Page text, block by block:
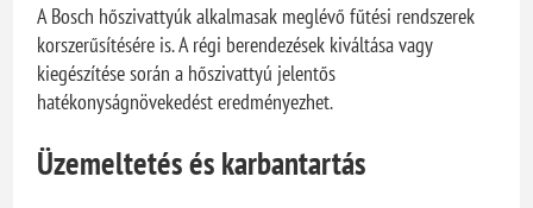
A Bosch hőszivattyúk alkalmasak meglévő fűtési rendszerek
korszerűsítésére is. A régi berendezések kiváltása vagy
kiegészítése során a hőszivattyú jelentős
hatékonyságnövekedést eredményezhet.
Üzemeltetés és karbantartás